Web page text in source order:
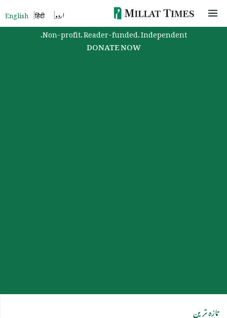
to
English हिंदी اردو
DONATE NOW
Non-profit. Reader-funded. Independent.
تازہ ترین